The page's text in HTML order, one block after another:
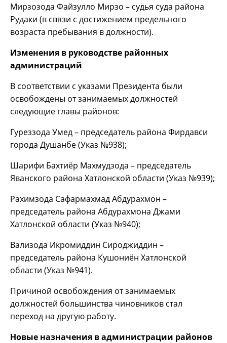
Мирзозода Файзулло Мирзо – судья суда района
Рудаки (в связи с достижением предельного
возраста пребывания в должности).
Изменения в руководстве районных
администраций
В соответствии с указами Президента были
освобождены от занимаемых должностей
следующие главы районов:
Гуреззода Умед – председатель района Фирдавси
города Душанбе (Указ №938);
Шарифи Бахтиёр Махмудзода – председатель
Яванского района Хатлонской области (Указ №939);
Рахимзода Сафармахмад Абдурахмон –
председатель района Абдурахмона Джами
Хатлонской области (Указ №940);
Вализода Икромиддин Сироджиддин –
председатель района Кушониён Хатлонской
области (Указ №941).
Причиной освобождения от занимаемых
должностей большинства чиновников стал
переход на другую работу.
Новые назначения в администрации районов